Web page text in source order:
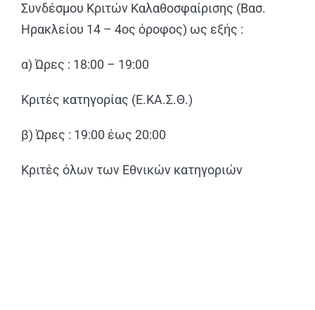
Συνδέσμου Κριτών Καλαθοσφαίρισης (Βασ.
Ηρακλείου 14 – 4ος όροφος) ως εξής :
α) Ώρες : 18:00 – 19:00
Κριτές κατηγορίας (Ε.ΚΑ.Σ.Θ.)
β) Ώρες : 19:00 έως 20:00
Κριτές όλων των Εθνικών κατηγοριών